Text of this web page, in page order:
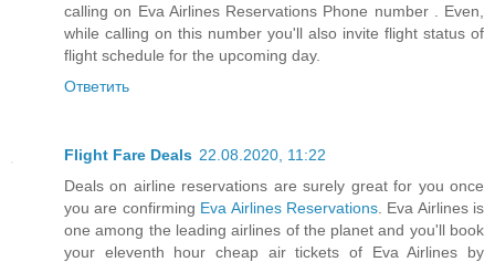
calling on Eva Airlines Reservations Phone number . Even,
while calling on this number you'll also invite flight status of
flight schedule for the upcoming day.
Ответить
Flight Fare Deals 22.08.2020, 11:22
Deals on airline reservations are surely great for you once
you are confirming Eva Airlines Reservations. Eva Airlines is
one among the leading airlines of the planet and you'll book
your eleventh hour cheap air tickets of Eva Airlines by